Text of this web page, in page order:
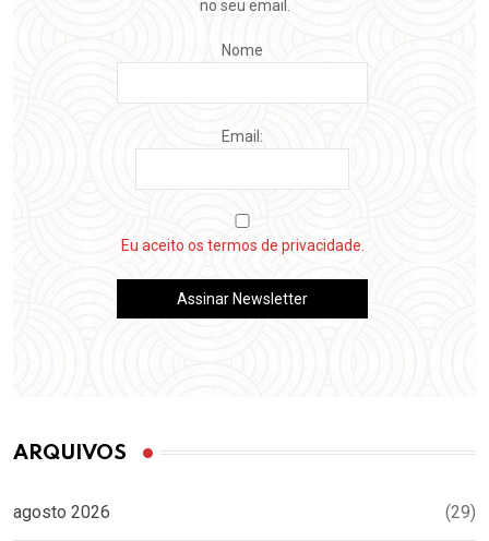
no seu email.
Nome
Email:
Eu aceito os termos de privacidade.
ARQUIVOS
agosto 2026 (29)